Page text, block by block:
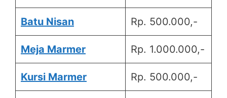
Batu Nisan Rp. 500.000,-
Meja Marmer Rp. 1.000.000,-
Kursi Marmer Rp. 500.000,-